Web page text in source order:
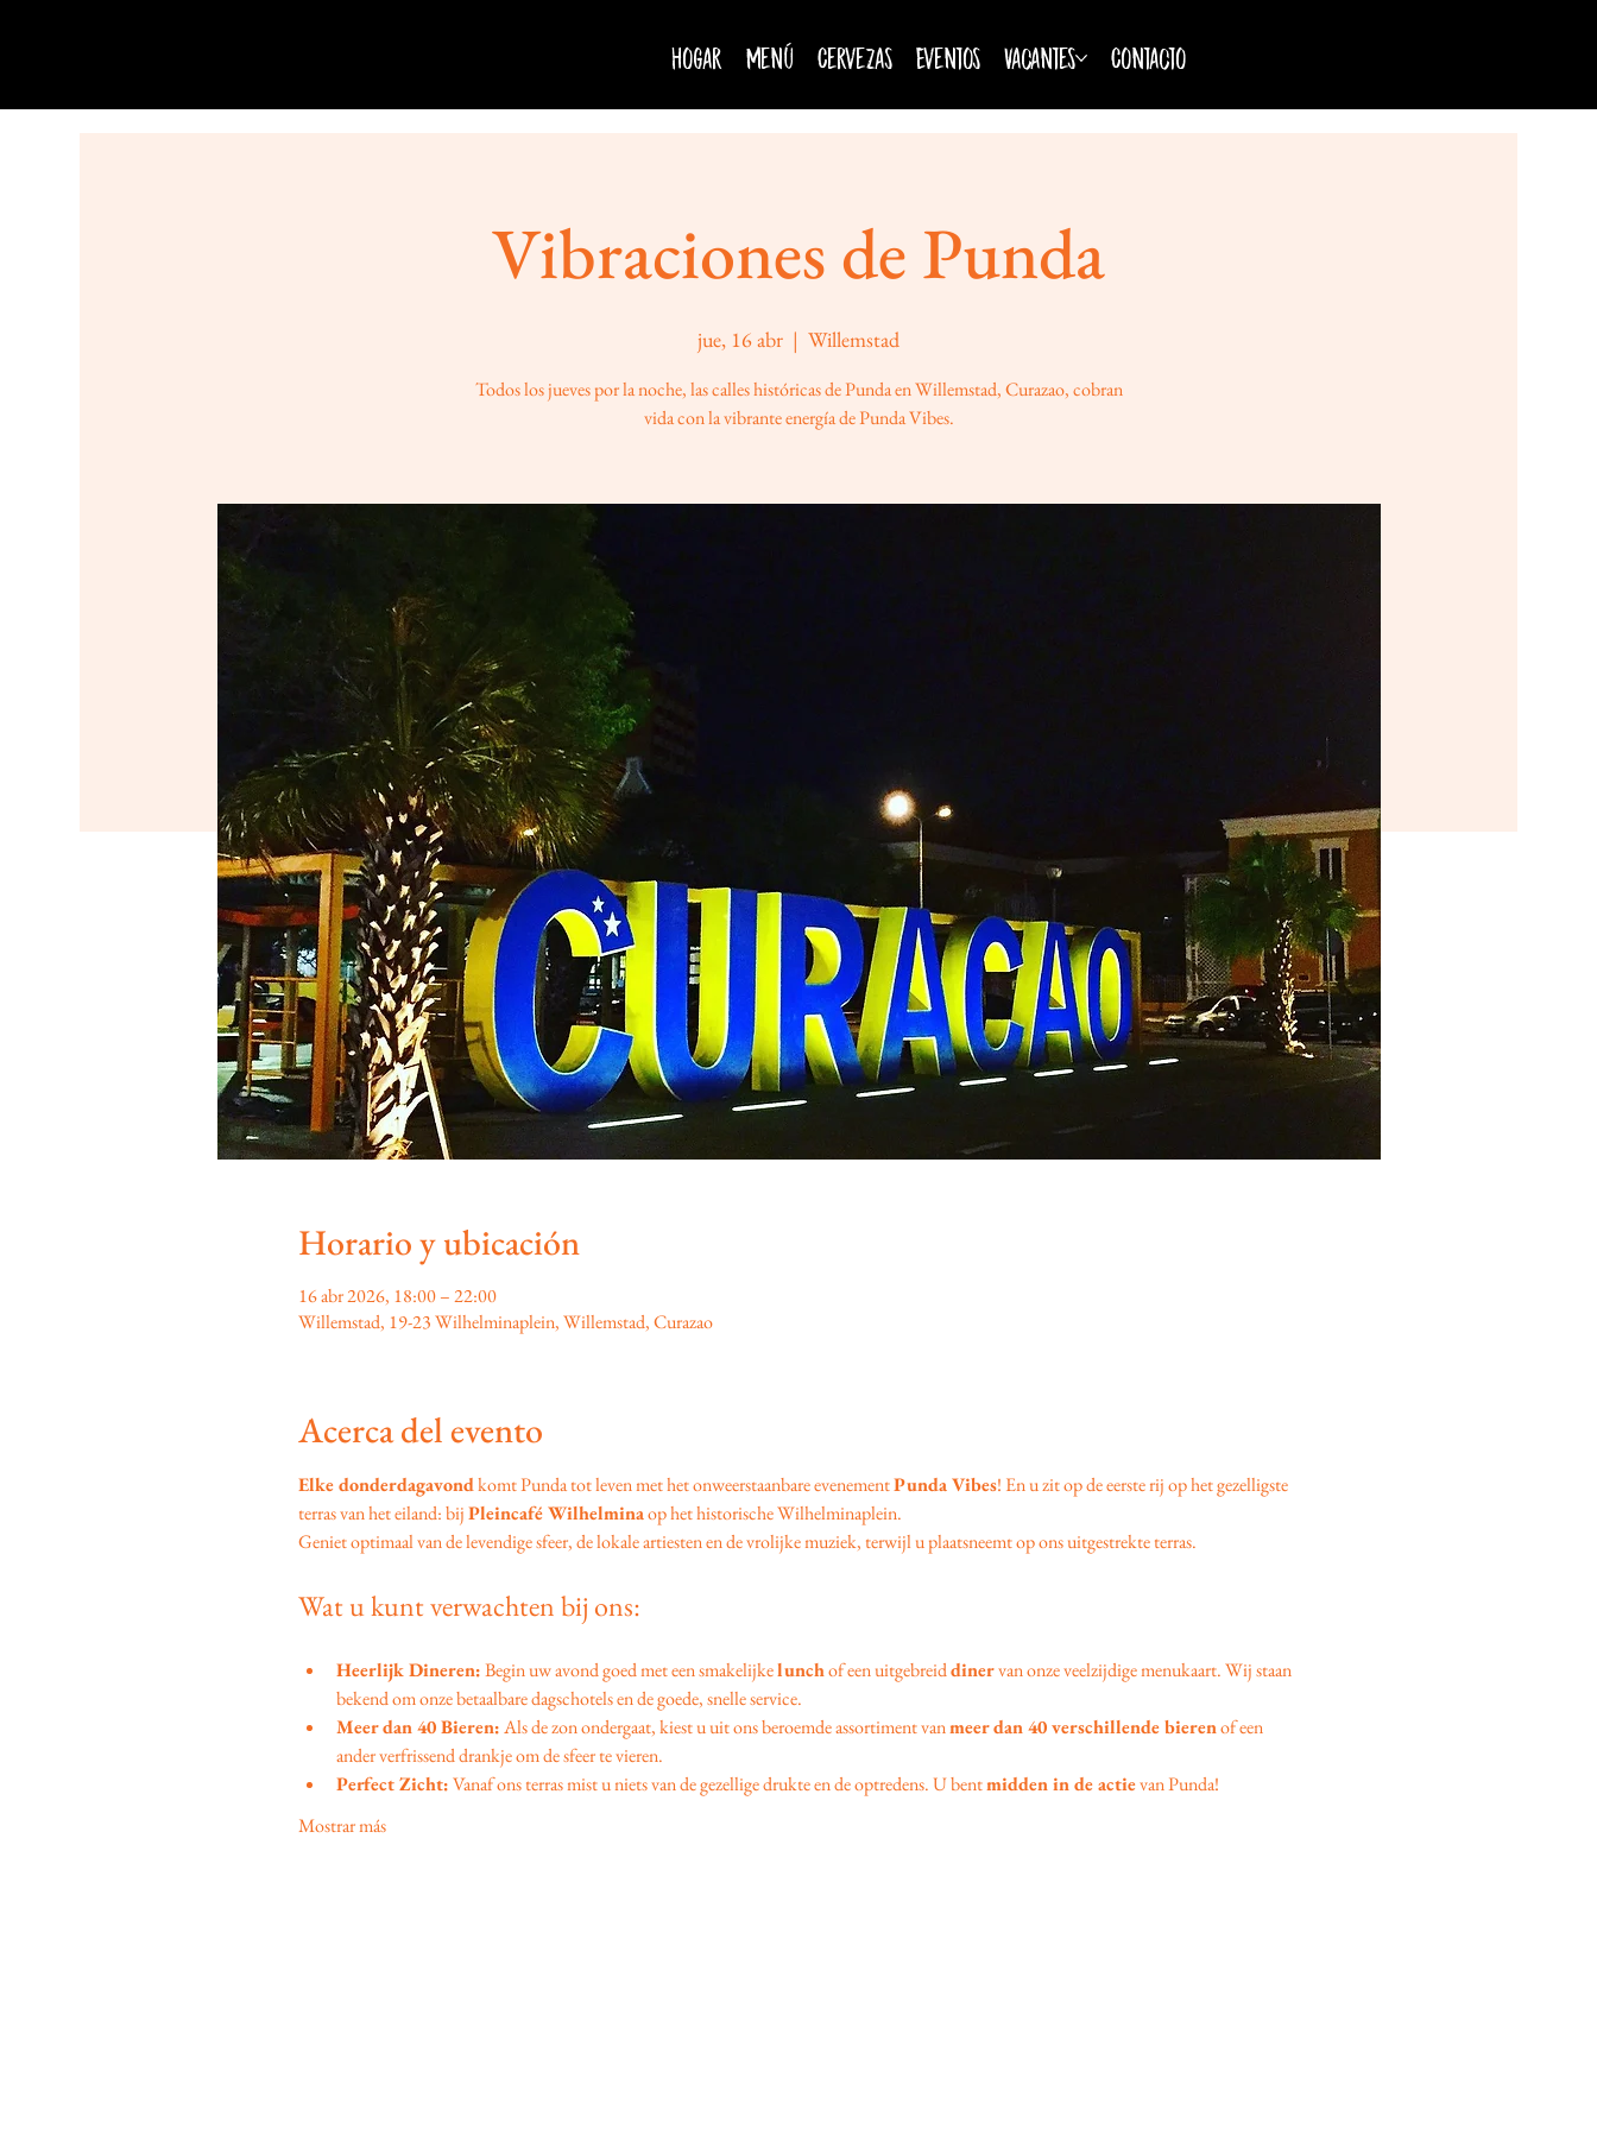
Hogar Menú Cervezas Eventos Vacantes Contacto
Vibraciones de Punda
jue, 16 abr
  |
Willemstad
Todos los jueves por la noche, las calles históricas de Punda en Willemstad, Curazao, cobran
vida con la vibrante energía de Punda Vibes.
Horario y ubicación
16 abr 2026, 18:00 – 22:00
Willemstad, 19-23 Wilhelminaplein, Willemstad, Curazao
Acerca del evento
Elke donderdagavond komt Punda tot leven met het onweerstaanbare evenement Punda Vibes! En u zit op de eerste rij op het gezelligste
terras van het eiland: bij Pleincafé Wilhelmina op het historische Wilhelminaplein.
Geniet optimaal van de levendige sfeer, de lokale artiesten en de vrolijke muziek, terwijl u plaatsneemt op ons uitgestrekte terras.
Wat u kunt verwachten bij ons:
Heerlijk Dineren: Begin uw avond goed met een smakelijke lunch of een uitgebreid diner van onze veelzijdige menukaart. Wij staan
bekend om onze betaalbare dagschotels en de goede, snelle service.
Meer dan 40 Bieren: Als de zon ondergaat, kiest u uit ons beroemde assortiment van meer dan 40 verschillende bieren of een
ander verfrissend drankje om de sfeer te vieren.
Perfect Zicht: Vanaf ons terras mist u niets van de gezellige drukte en de optredens. U bent midden in de actie van Punda!
Mostrar más